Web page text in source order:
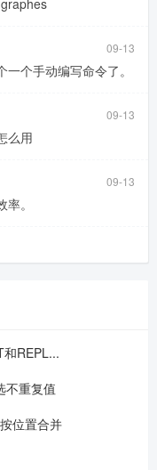
09-13
个手动编写命令了。
09-13
么用
09-13
。
REPL...
不重复值
位置合并